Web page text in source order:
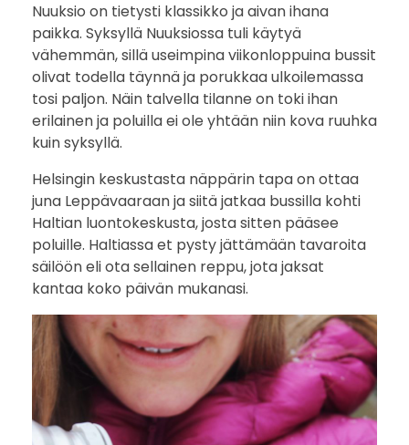
Nuuksio on tietysti klassikko ja aivan ihana
paikka. Syksyllä Nuuksiossa tuli käytyä
vähemmän, sillä useimpina viikonloppuina bussit
olivat todella täynnä ja porukkaa ulkoilemassa
tosi paljon. Näin talvella tilanne on toki ihan
erilainen ja poluilla ei ole yhtään niin kova ruuhka
kuin syksyllä.
Helsingin keskustasta näppärin tapa on ottaa
juna Leppävaaraan ja siitä jatkaa bussilla kohti
Haltian luontokeskusta, josta sitten pääsee
poluille. Haltiassa et pysty jättämään tavaroita
säilöön eli ota sellainen reppu, jota jaksat
kantaa koko päivän mukanasi.